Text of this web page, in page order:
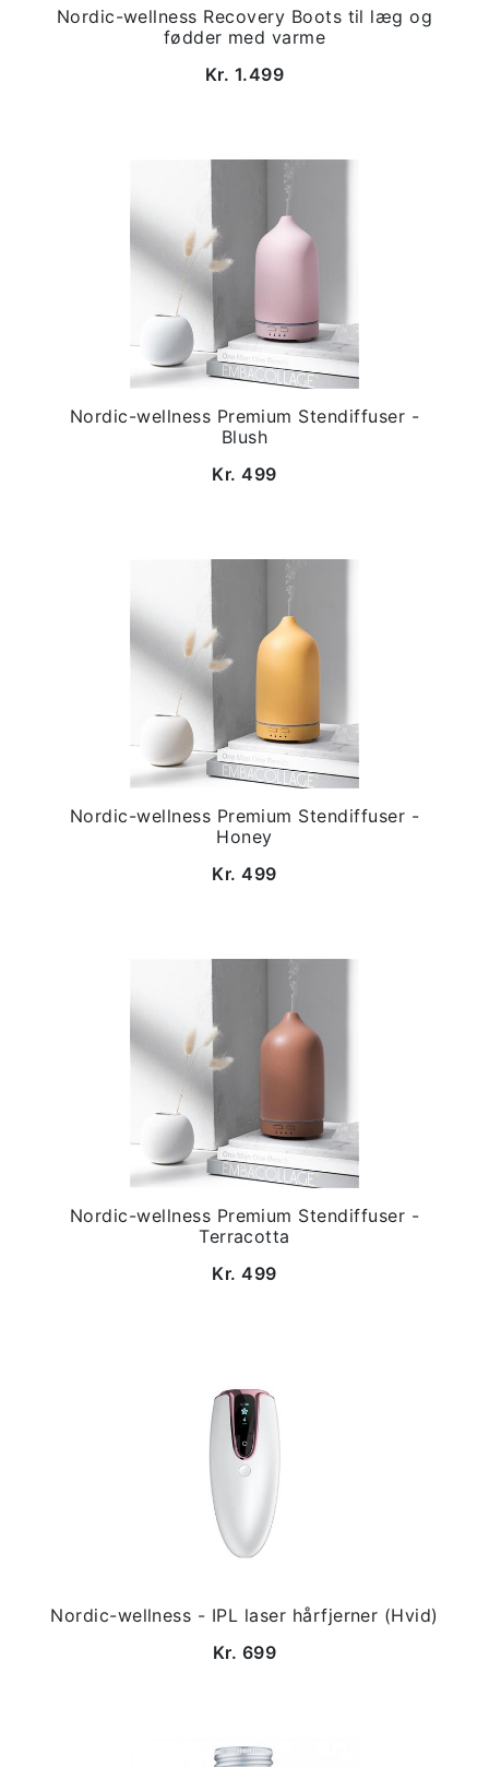
Nordic-wellness Recovery Boots til læg og
fødder med varme
Kr. 1.499
Nordic-wellness Premium Stendiffuser -
Blush
Kr. 499
Nordic-wellness Premium Stendiffuser -
Honey
Kr. 499
Nordic-wellness Premium Stendiffuser -
Terracotta
Kr. 499
Nordic-wellness - IPL laser hårfjerner (Hvid)
Kr. 699